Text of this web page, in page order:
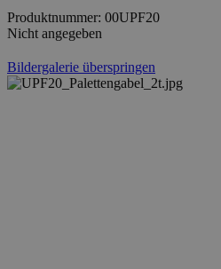
Produktnummer: 00UPF20
Nicht angegeben
Bildergalerie überspringen